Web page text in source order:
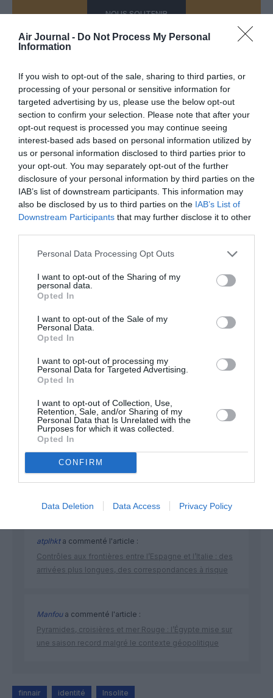
Air Journal - Do Not Process My Personal
Information
If you wish to opt-out of the sale, sharing to third parties, or
processing of your personal or sensitive information for
targeted advertising by us, please use the below opt-out
section to confirm your selection. Please note that after your
opt-out request is processed you may continue seeing
interest-based ads based on personal information utilized by
us or personal information disclosed to third parties prior to
your opt-out. You may separately opt-out of the further
disclosure of your personal information by third parties on the
IAB’s list of downstream participants. This information may
also be disclosed by us to third parties on the IAB’s List of
Downstream Participants that may further disclose it to other
Personal Data Processing Opt Outs
I want to opt-out of the Sharing of my
personal data.
Opted In
I want to opt-out of the Sale of my
Personal Data.
Opted In
I want to opt-out of processing my
Personal Data for Targeted Advertising.
Opted In
I want to opt-out of Collection, Use,
Retention, Sale, and/or Sharing of my
Personal Data that Is Unrelated with the
Purposes for which it was collected.
Opted In
CONFIRM
Data Deletion Data Access Privacy Policy
NOUS SOUTENIR
PARTAGER L'ARTICLE
FacebookTwitterPinterestLinkedInEmail Print
Aucun commentaire !
FAIRE UN DON
Appel aux lecteurs !
Soutenez Air Journal participez
atplhkta commenté l'article :
Contrôles aux frontières entre l’Espagne et l’Italie : des
arrivées plus longues, des correspondances à risque
Manfoua commenté l'article :
Pyramides, croisières et mer Rouge : l’Égypte mise sur
une saison record malgré le contexte géopolitique
finnair identité Insolite